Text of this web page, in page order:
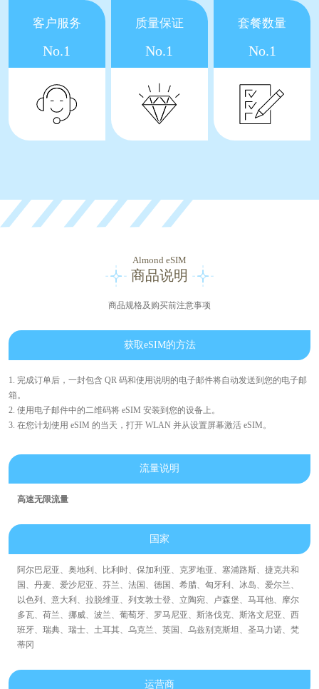
客户服务
No.1
质量保证
No.1
套餐数量
No.1
Almond eSIM
商品说明
商品规格及购买前注意事项
获取eSIM的方法
1. 完成订单后，一封包含 QR 码和使用说明的电子邮件将自动发送到您的电子邮
箱。
2. 使用电子邮件中的二维码将 eSIM 安装到您的设备上。
3. 在您计划使用 eSIM 的当天，打开 WLAN 并从设置屏幕激活 eSIM。
流量说明
高速无限流量
国家
阿尔巴尼亚、奥地利、比利时、保加利亚、克罗地亚、塞浦路斯、捷克共和
国、丹麦、爱沙尼亚、芬兰、法国、德国、希腊、匈牙利、冰岛、爱尔兰、
以色列、意大利、拉脱维亚、列支敦士登、立陶宛、卢森堡、马耳他、摩尔
多瓦、荷兰、挪威、波兰、葡萄牙、罗马尼亚、斯洛伐克、斯洛文尼亚、西
班牙、瑞典、瑞士、土耳其、乌克兰、英国、乌兹别克斯坦、圣马力诺、梵
蒂冈
运营商